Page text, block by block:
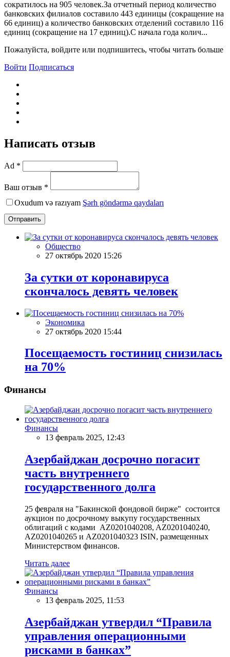
сократилось на 905 человек.За отчетный период количество
банковских филиалов составило 443 единицы (сокращение на
66 единиц) а количество банковских отделений составило 116
единиц (сокращение на 17 единиц).С начала года колич...
Пожалуйста, войдите или подпишитесь, чтобы читать больше
Войти Подписаться
Написать отзыв
Ad *
Ваш отзыв *
Oxudum və razıyam Şərh göndərmə qaydaları
Отправить
Общество
27 октябрь 2020 15:26
За сутки от коронавируса
скончалось девять человек
Экономика
27 октябрь 2020 15:44
Посещаемость гостиниц снизилась
на 70%
Финансы
Финансы
13 февраль 2025, 12:43
Азербайджан досрочно погасит
часть внутреннего
государственного долга
25 февраля на "Бакинской фондовой бирже" состоится
аукцион по досрочному выкупу государственных
облигаций с кодами AZ0201040208, AZ0201040240,
AZ0201040265 и AZ0201040323 ISIN, размещенных
Министерством финансов.
Читать далее
Финансы
13 февраль 2025, 11:53
Азербайджан утвердил “Правила
управления операционными
рисками в банках”